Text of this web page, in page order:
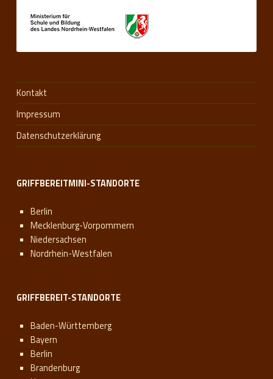
Kontakt
Impressum
Datenschutzerklärung
GRIFFBEREITMINI-STANDORTE
Berlin
Mecklenburg-Vorpommern
Niedersachsen
Nordrhein-Westfalen
GRIFFBEREIT-STANDORTE
Baden-Württemberg
Bayern
Berlin
Brandenburg